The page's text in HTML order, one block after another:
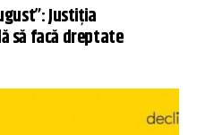
Justiția
să facă dreptate